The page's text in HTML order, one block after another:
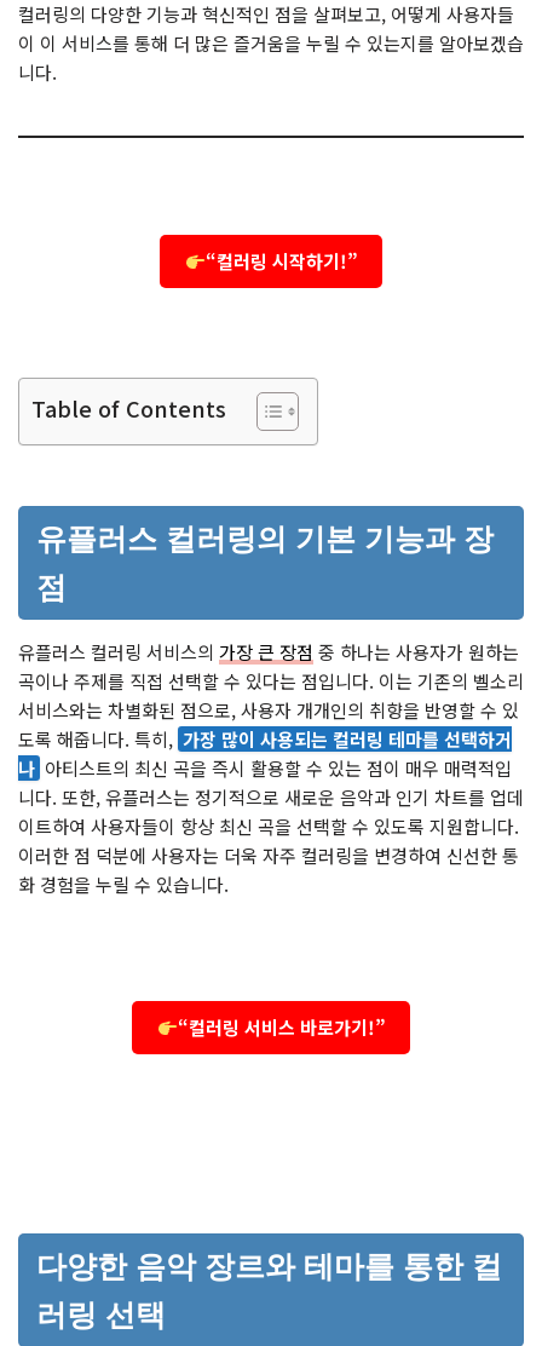
컬러링의 다양한 기능과 혁신적인 점을 살펴보고, 어떻게 사용자들
이 이 서비스를 통해 더 많은 즐거움을 누릴 수 있는지를 알아보겠습
니다.
“컬러링 시작하기!”
Table of Contents
유플러스 컬러링의 기본 기능과 장
점
유플러스 컬러링 서비스의 가장 큰 장점 중 하나는 사용자가 원하는
곡이나 주제를 직접 선택할 수 있다는 점입니다. 이는 기존의 벨소리
서비스와는 차별화된 점으로, 사용자 개개인의 취향을 반영할 수 있
도록 해줍니다. 특히, 가장 많이 사용되는 컬러링 테마를 선택하거
나 아티스트의 최신 곡을 즉시 활용할 수 있는 점이 매우 매력적입
니다. 또한, 유플러스는 정기적으로 새로운 음악과 인기 차트를 업데
이트하여 사용자들이 항상 최신 곡을 선택할 수 있도록 지원합니다.
이러한 점 덕분에 사용자는 더욱 자주 컬러링을 변경하여 신선한 통
화 경험을 누릴 수 있습니다.
“컬러링 서비스 바로가기!”
다양한 음악 장르와 테마를 통한 컬
러링 선택